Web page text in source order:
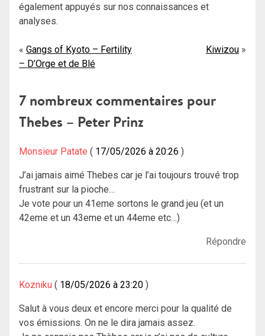
également appuyés sur nos connaissances et
analyses.
Navigation
de
l’article
Gangs of Kyoto – Fertility
– D’Orge et de Blé
Kiwizou
7 nombreux commentaires pour
Thebes – Peter Prinz
Monsieur Patate 17/05/2026 à 20:26
J’ai jamais aimé Thebes car je l’ai toujours trouvé trop
frustrant sur la pioche…
Je vote pour un 41eme sortons le grand jeu (et un
42eme et un 43eme et un 44eme etc…)
Répondre
Kozniku 18/05/2026 à 23:20
Salut à vous deux et encore merci pour la qualité de
vos émissions. On ne le dira jamais assez.